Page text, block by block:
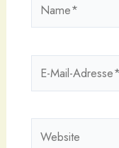
Mail-
Adresse*